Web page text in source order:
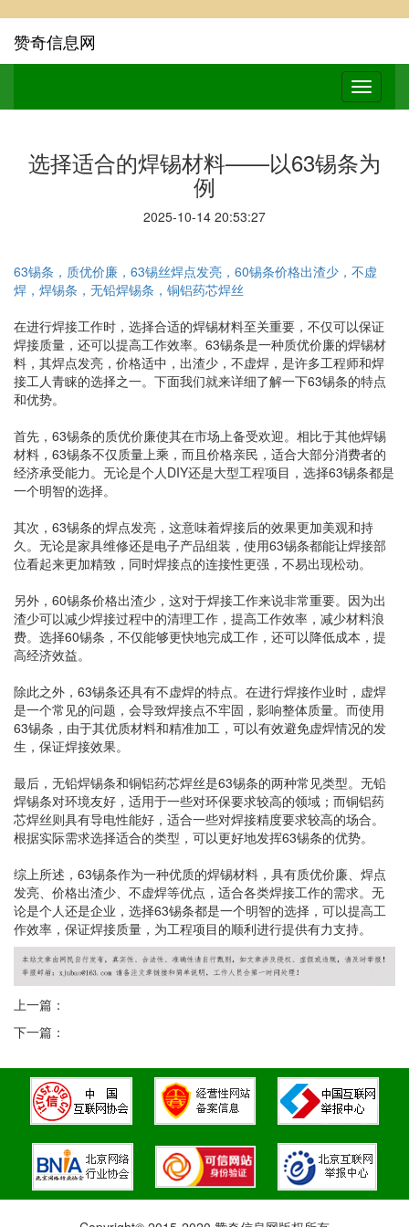
赞奇信息网
选择适合的焊锡材料——以63锡条为
例
2025-10-14 20:53:27
63锡条，质优价廉，63锡丝焊点发亮，60锡条价格出渣少，不虚
焊，焊锡条，无铅焊锡条，铜铝药芯焊丝
在进行焊接工作时，选择合适的焊锡材料至关重要，不仅可以保证
焊接质量，还可以提高工作效率。63锡条是一种质优价廉的焊锡材
料，其焊点发亮，价格适中，出渣少，不虚焊，是许多工程师和焊
接工人青睐的选择之一。下面我们就来详细了解一下63锡条的特点
和优势。
首先，63锡条的质优价廉使其在市场上备受欢迎。相比于其他焊锡
材料，63锡条不仅质量上乘，而且价格亲民，适合大部分消费者的
经济承受能力。无论是个人DIY还是大型工程项目，选择63锡条都是
一个明智的选择。
其次，63锡条的焊点发亮，这意味着焊接后的效果更加美观和持
久。无论是家具维修还是电子产品组装，使用63锡条都能让焊接部
位看起来更加精致，同时焊接点的连接性更强，不易出现松动。
另外，60锡条价格出渣少，这对于焊接工作来说非常重要。因为出
渣少可以减少焊接过程中的清理工作，提高工作效率，减少材料浪
费。选择60锡条，不仅能够更快地完成工作，还可以降低成本，提
高经济效益。
除此之外，63锡条还具有不虚焊的特点。在进行焊接作业时，虚焊
是一个常见的问题，会导致焊接点不牢固，影响整体质量。而使用
63锡条，由于其优质材料和精准加工，可以有效避免虚焊情况的发
生，保证焊接效果。
最后，无铅焊锡条和铜铝药芯焊丝是63锡条的两种常见类型。无铅
焊锡条对环境友好，适用于一些对环保要求较高的领域；而铜铝药
芯焊丝则具有导电性能好，适合一些对焊接精度要求较高的场合。
根据实际需求选择适合的类型，可以更好地发挥63锡条的优势。
综上所述，63锡条作为一种优质的焊锡材料，具有质优价廉、焊点
发亮、价格出渣少、不虚焊等优点，适合各类焊接工作的需求。无
论是个人还是企业，选择63锡条都是一个明智的选择，可以提高工
作效率，保证焊接质量，为工程项目的顺利进行提供有力支持。
上一篇：
下一篇：